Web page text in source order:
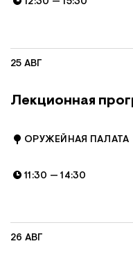
12:30 —15:30
25 АВГ
Лекционная
ОРУЖЕЙНАЯ ПАЛАТА
11:30 —14:30
26 АВГ